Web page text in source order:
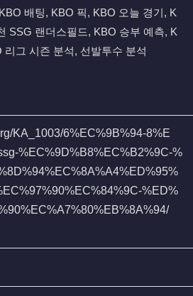
배팅, KBO 픽, KBO 오늘 경기, K
SSG 랜더스필드, KBO 승부 예측, K
그 시즌 분석, 선발투수 분석
KA_1003/6%EC%9B%94-8%E
%EC%9D%B8%EC%B2%9C-%
%ED%